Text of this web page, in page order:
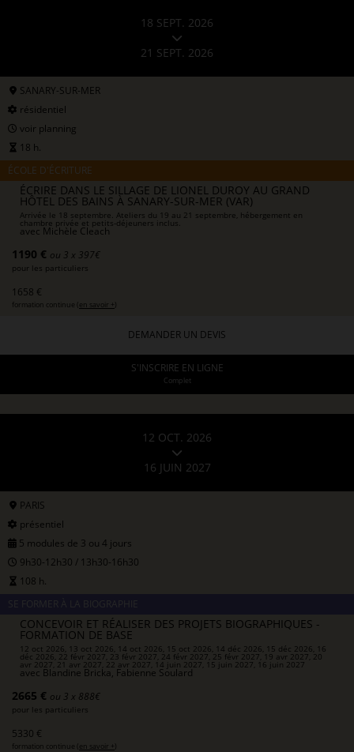
18 SEPT. 2026
21 SEPT. 2026
SANARY-SUR-MER
résidentiel
voir planning
18 h.
ÉCOLE D'ÉCRITURE
ÉCRIRE DANS LE SILLAGE DE LIONEL DUROY AU GRAND
HÔTEL DES BAINS À SANARY-SUR-MER (VAR)
Arrivée le 18 septembre. Ateliers du 19 au 21 septembre, hébergement en
chambre privée et petits-déjeuners inclus.
avec Michèle Cleach
1190 € ou 3 x 397€
pour les particuliers
1658 €
formation continue ( en savoir + )
DEMANDER UN DEVIS
S'INSCRIRE EN LIGNE
Complet
12 OCT. 2026
16 JUIN 2027
PARIS
présentiel
5 modules de 3 ou 4 jours
9h30-12h30 / 13h30-16h30
108 h.
CONCEVOIR ET RÉALISER DES PROJETS BIOGRAPHIQUES -
FORMATION DE BASE
12 oct 2026, 13 oct 2026, 14 oct 2026, 15 oct 2026, 14 déc 2026, 15 déc 2026, 16
déc 2026, 22 févr 2027, 23 févr 2027, 24 févr 2027, 25 févr 2027, 19 avr 2027, 20
avr 2027, 21 avr 2027, 22 avr 2027, 14 juin 2027, 15 juin 2027, 16 juin 2027
avec Blandine Bricka, Fabienne Soulard
2665 € ou 3 x 888€
pour les particuliers
5330 €
formation continue ( en savoir + )